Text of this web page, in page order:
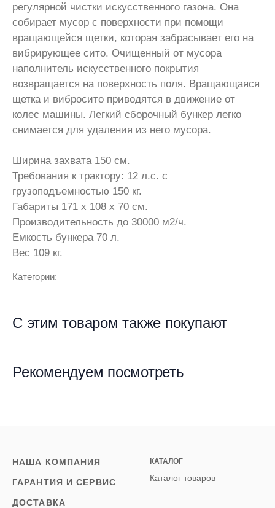
регулярной чистки искусственного газона. Она
собирает мусор с поверхности при помощи
вращающейся щетки, которая забрасывает его на
вибрирующее сито. Очищенный от мусора
наполнитель искусственного покрытия
возвращается на поверхность поля. Вращающаяся
щетка и вибросито приводятся в движение от
колес машины. Легкий сборочный бункер легко
снимается для удаления из него мусора.
Ширина захвата 150 см.
Требования к трактору: 12 л.с. с
грузоподъемностью 150 кг.
Габариты 171 x 108 x 70 см.
Производительность до 30000 м2/ч.
Емкость бункера 70 л.
Вес 109 кг.
Категории:
С этим товаром также покупают
Рекомендуем посмотреть
НАША КОМПАНИЯ
ГАРАНТИЯ И СЕРВИС
ДОСТАВКА
КАТАЛОГ
Каталог товаров